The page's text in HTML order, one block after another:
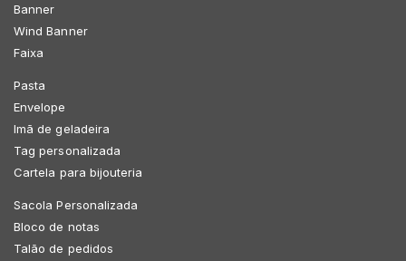
Banner
Wind Banner
Faixa
Pasta
Envelope
Imã de geladeira
Tag personalizada
Cartela para bijouteria
Sacola Personalizada
Bloco de notas
Talão de pedidos